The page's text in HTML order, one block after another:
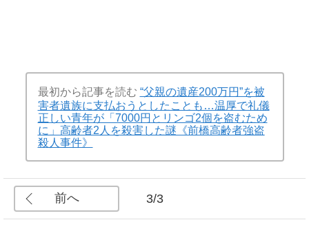
最初から記事を読む “父親の遺産200万円”を被
害者遺族に支払おうとしたことも…温厚で礼儀
正しい青年が「7000円とリンゴ2個を盗むため
に」高齢者2人を殺害した謎《前橋高齢者強盗
殺人事件》
前へ 3/3